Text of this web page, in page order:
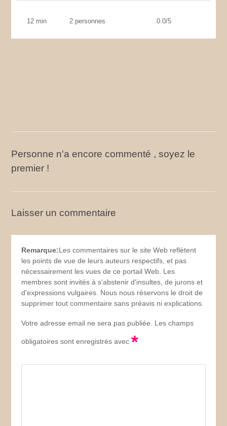
12 min 2 personnes 0.0/5
Personne n'a encore commenté , soyez le
premier !
Laisser un commentaire
Remarque:Les commentaires sur le site Web reflètent
les points de vue de leurs auteurs respectifs, et pas
nécessairement les vues de ce portail Web. Les
membres sont invités à s'abstenir d'insultes, de jurons et
d'expressions vulgaires. Nous nous réservons le droit de
supprimer tout commentaire sans préavis ni explications.
Votre adresse email ne sera pas publiée. Les champs
obligatoires sont enregistrés avec*